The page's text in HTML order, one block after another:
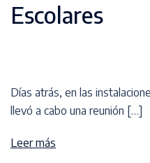
Escolares
Días atrás, en las
llevó a cabo una reunión […]
Leer más